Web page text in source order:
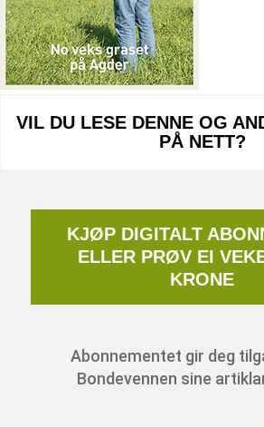
VIL DU LESE DENNE OG
PÅ NETT?
KJØP DIGITALT
ELLER PRØV EI
KRONE
Abonnementet gir deg
Bondevennen sine